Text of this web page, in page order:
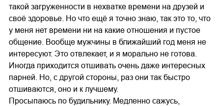
такой загруженности в нехватке времени на друзей и
своё здоровье. Но что ещё я точно знаю, так это то, что
у меня нет времени ни на какие отношения и пустое
общение. Вообще мужчины в ближайший год меня не
интересуют. Это отвлекает, и я морально не готова.
Иногда приходится отшивать очень даже интересных
парней. Но, с другой стороны, раз они так быстро
отшиваются, оно и к лучшему.
Просыпаюсь по будильнику. Медленно сажусь,